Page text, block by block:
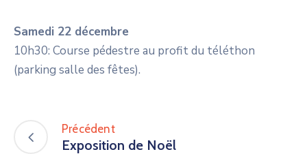
Samedi 22 décembre
10h30: Course pédestre au profit du téléthon
(parking salle des fêtes).
Précédent
Exposition de Noël